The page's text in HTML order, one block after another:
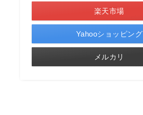
楽天市場
Yahooショッピング
メルカリ